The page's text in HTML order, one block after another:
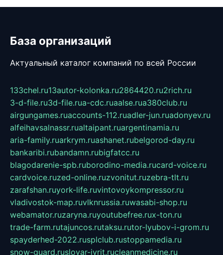
База организаций
Актуальный каталог компаний по всей России
133chel.ru13autor-kolonka.ru2864420.ru2rich.ru
3-d-file.ru3d-file.rua-cdc.ruaalse.rua380club.ru
airgungames.ruaccounts-112.ruadler-jun.ruadonyev.ru
alfeihavsalnassr.rualtaipant.ruargentinamia.ru
aria-family.ruarkrym.ruashanet.rubelgorod-day.ru
bankaribi.rubandamn.rubigfatcc.ru
blagodarenie-spb.ruborodino-media.rucard-voice.ru
cardvoice.ruzed-online.ruzvonitut.ruzebra-tlt.ru
zarafshan.ruyork-life.ruvintovoykompressor.ru
vladivostok-map.ruvlknrussia.ruwasabi-shop.ru
webamator.ruzaryna.ruyoutubefree.rux-ton.ru
trade-farm.rutajuncos.rutaksu.rutor-lyubov-i-grom.ru
spayderhed-2022.rusplclub.rustoppamedia.ru
snow-guard.ruslovar-ivrit.rucleanmedicine.ru